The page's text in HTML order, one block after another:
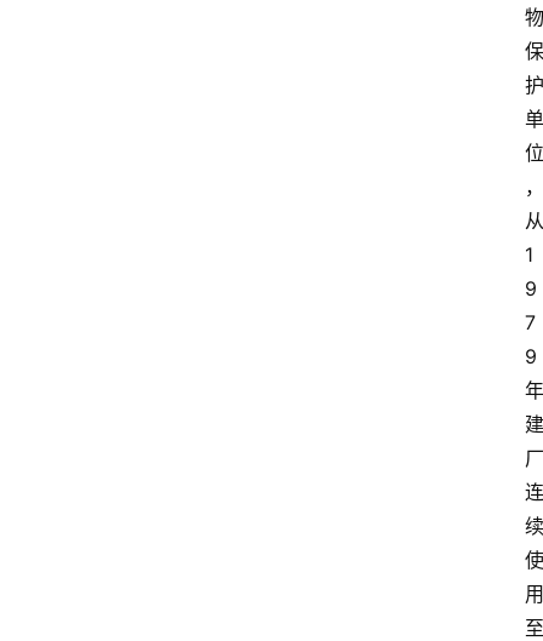
物
保
护
单
位
，
从
1
9
7
9
年
建
厂
连
续
使
用
至